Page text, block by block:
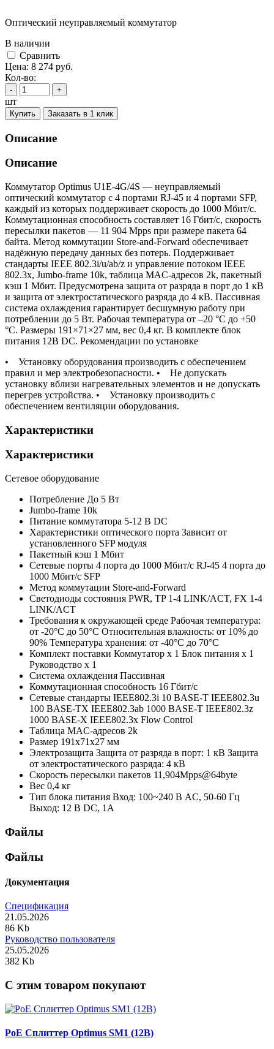
Оптический неуправляемый коммутатор
В наличии
Cравнить
Цена: 8 274 руб.
Кол-во:
- +
шт
Купить Заказать в 1 клик
Описание
Описание
Коммутатор Optimus U1E-4G/4S — неуправляемый
оптический коммутатор с 4 портами RJ-45 и 4 портами SFP,
каждый из которых поддерживает скорость до 1000 Мбит/с.
Коммутационная способность составляет 16 Гбит/с, скорость
пересылки пакетов — 11 904 Mpps при размере пакета 64
байта. Метод коммутации Store-and-Forward обеспечивает
надёжную передачу данных без потерь. Поддерживает
стандарты IEEE 802.3i/u/ab/z и управление потоком IEEE
802.3x, Jumbo-frame 10k, таблица MAC-адресов 2k, пакетный
кэш 1 Мбит. Предусмотрена защита от разряда в порт до 1 кВ
и защита от электростатического разряда до 4 кВ. Пассивная
система охлаждения гарантирует бесшумную работу при
потреблении до 5 Вт. Рабочая температура от –20 °С до +50
°С. Размеры 191×71×27 мм, вес 0,4 кг. В комплекте блок
питания 12В DC. Рекомендации по установке
• Установку оборудования производить с обеспечением
правил и мер электробезопасности. • Не допускать
установку вблизи нагревательных элементов и не допускать
перегрев устройства. • Установку производить с
обеспечением вентиляции оборудования.
Характеристики
Характеристики
Сетевое оборудование
Потребление До 5 Вт
Jumbo-frame 10k
Питание коммутатора 5-12 В DC
Характеристики оптического порта Зависит от
установленного SFP модуля
Пакетный кэш 1 Мбит
Сетевые порты 4 порта до 1000 Мбит/с RJ-45 4 порта до
1000 Мбит/с SFP
Метод коммутации Store-and-Forward
Светодиоды состояния PWR, TP 1-4 LINK/ACT, FX 1-4
LINK/ACT
Требования к окружающей среде Рабочая температура:
от -20°C до 50°C Относительная влажность: от 10% до
90% Температура хранения: от -40°C до 70°C
Комплект поставки Коммутатор х 1 Блок питания х 1
Руководство х 1
Система охлаждения Пассивная
Коммутационная способность 16 Гбит/с
Сетевые стандарты IEEE802.3i 10 BASE-T IEEE802.3u
100 BASE-TX IEEE802.3ab 1000 BASE-T IEEE802.3z
1000 BASE-X IEEE802.3x Flow Control
Таблица MAC-адресов 2k
Размер 191х71х27 мм
Электрозащита Защита от разряда в порт: 1 кВ Защита
от электростатического разряда: 4 кВ
Скорость пересылки пакетов 11,904Mpps@64byte
Вес 0,4 кг
Тип блока питания Вход: 100~240 В AC, 50-60 Гц
Выход: 12 В DC, 1А
Файлы
Файлы
Документация
Спецификация
21.05.2026
86 Kb
Руководство пользователя
25.05.2026
382 Kb
C этим товаром покупают
PoE Сплиттер Optimus SM1 (12B)